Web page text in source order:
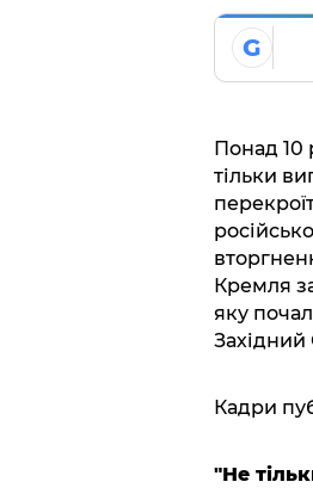
G
Понад 10
тільки
Кремля
яку
Західний
Кадри
"Не